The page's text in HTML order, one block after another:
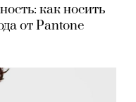
как носить
от Pantone